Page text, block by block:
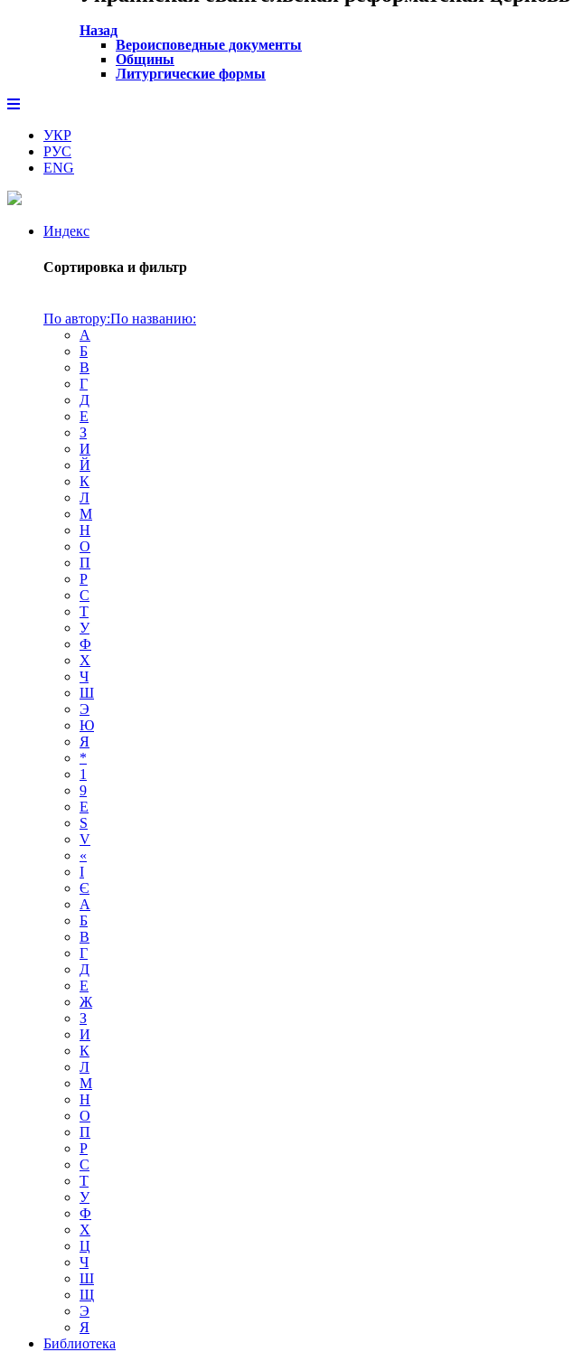
Назад
Вероисповедные документы
Общины
Литургические формы
УКР
РУС
ENG
Индекс
Сортировка и фильтр
По автору:По названию:
А
Б
В
Г
Д
Е
З
И
Й
К
Л
М
Н
О
П
Р
С
Т
У
Ф
Х
Ч
Ш
Э
Ю
Я
*
1
9
E
S
V
«
І
Є
А
Б
В
Г
Д
Е
Ж
З
И
К
Л
М
Н
О
П
Р
С
Т
У
Ф
Х
Ц
Ч
Ш
Щ
Э
Я
Библиотека